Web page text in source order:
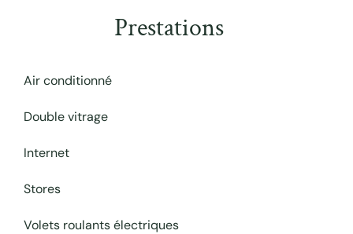
Prestations
Air conditionné
Double vitrage
Internet
Stores
Volets roulants électriques